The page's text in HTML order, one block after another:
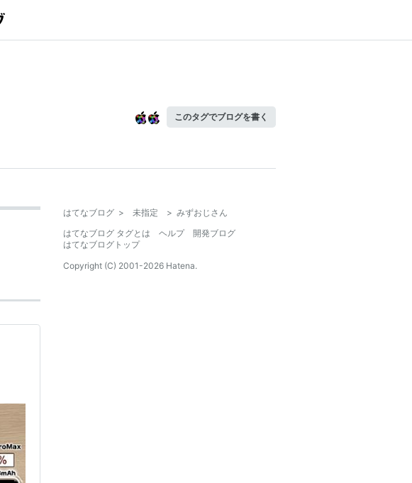
このタグでブログを書く
はてなブログ > 未指定 > みずおじさん
はてなブログ タグとは
ヘルプ
開発ブログ
はてなブログトップ
Copyright (C) 2001-2026 Hatena.